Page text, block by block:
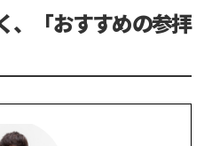
、「おすすめの参拝